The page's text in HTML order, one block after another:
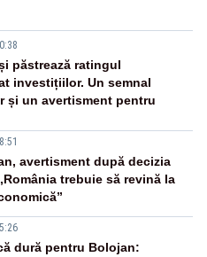
păstrează ratingul
investițiilor. Un semnal
și un avertisment pentru
avertisment după decizia
trebuie să revină la
dură pentru Bolojan: